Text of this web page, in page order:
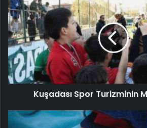
Kuşadası Spor Turizminin